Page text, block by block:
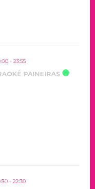
- 23:55
PAINEIRAS
- 22:30